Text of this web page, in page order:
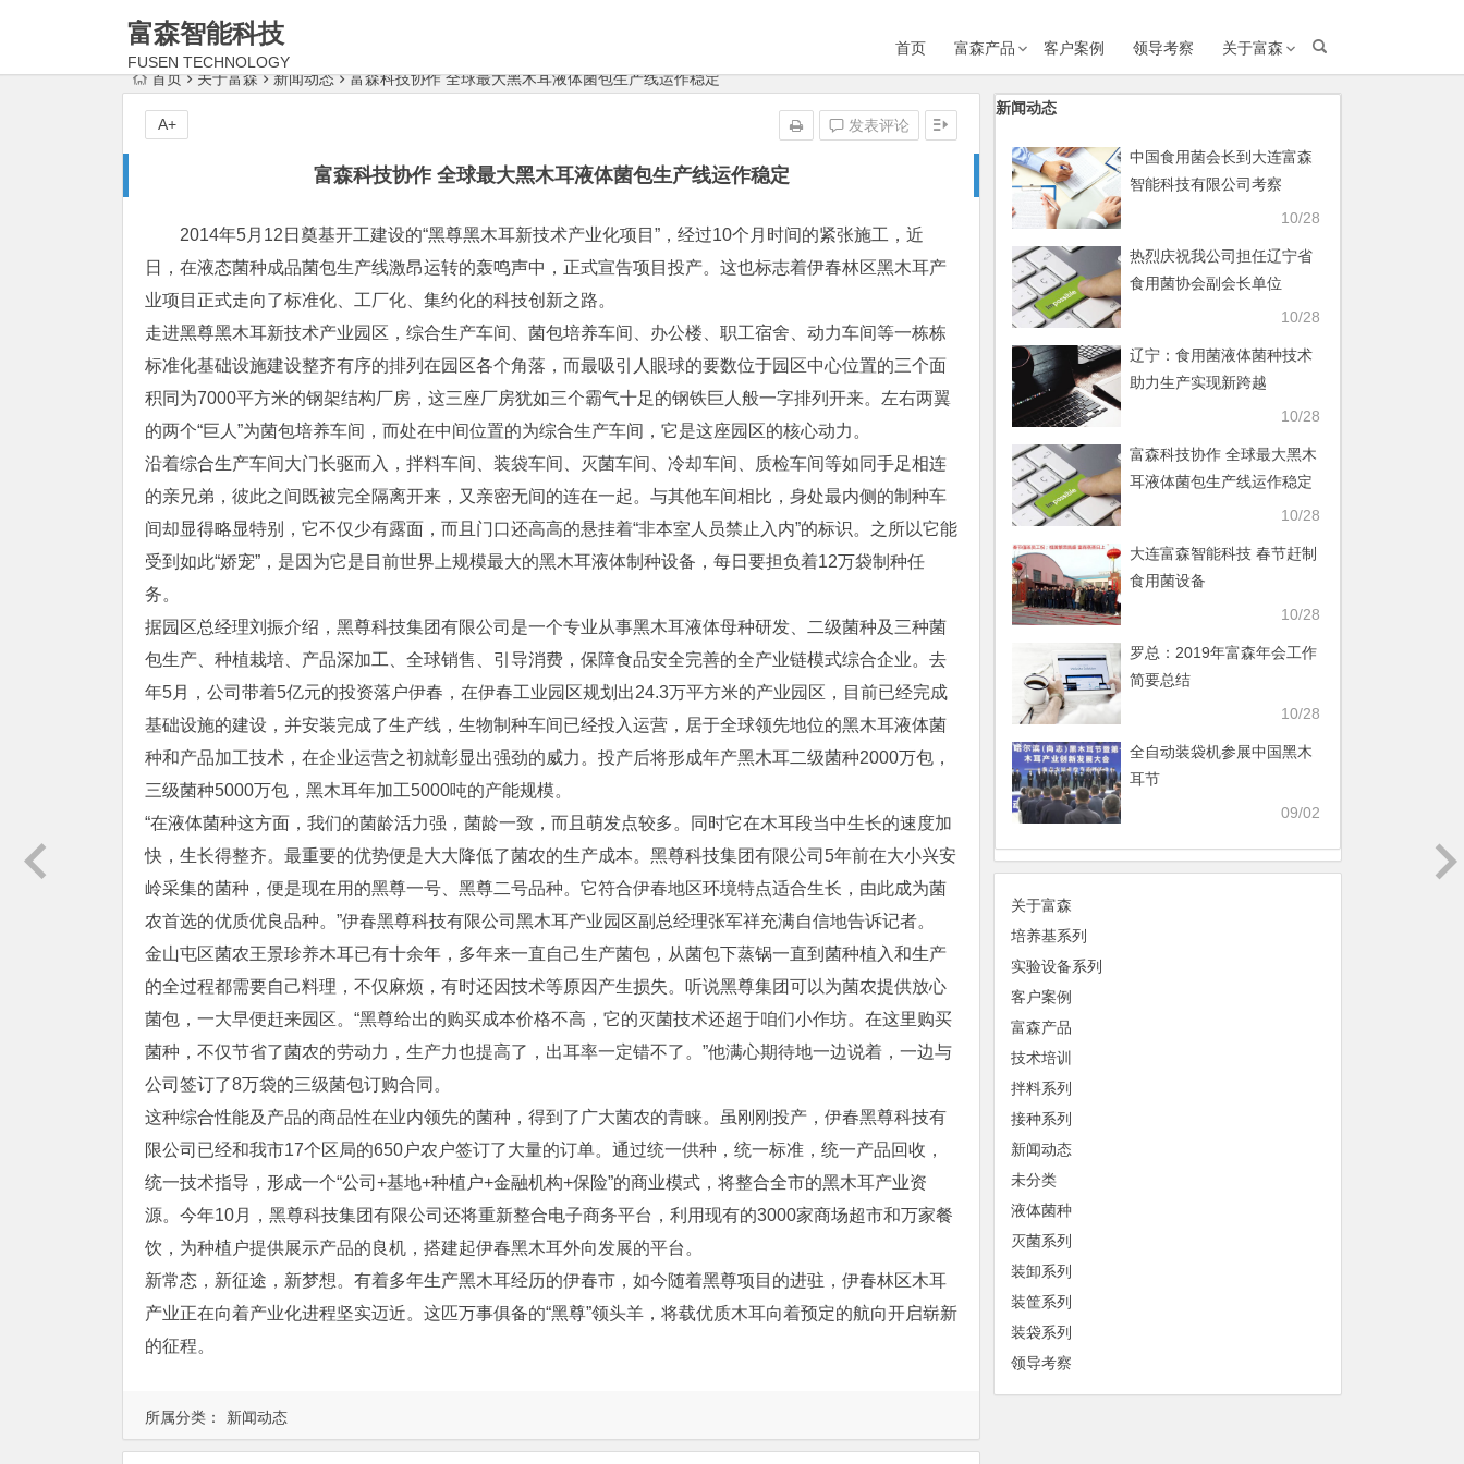
富森智能科技
FUSEN TECHNOLOGY
首页 富森产品 客户案例 领导考察
关于富森
首页
关于富森 新闻动态 富森科技协作 全球最大黑木耳液体菌包生产线运作稳定
富森科技协作 全球最大黑木耳液体菌包生产线运作稳定
发表评论
A+
所属分类： 新闻动态
2014年5月12日奠基开工建设的“黑尊黑木耳新技术产业化项目”，经过10个月时间的紧张施工，近
日，在液态菌种成品菌包生产线激昂运转的轰鸣声中，正式宣告项目投产。这也标志着伊春林区黑木耳产
业项目正式走向了标准化、工厂化、集约化的科技创新之路。
走进黑尊黑木耳新技术产业园区，综合生产车间、菌包培养车间、办公楼、职工宿舍、动力车间等一栋栋
标准化基础设施建设整齐有序的排列在园区各个角落，而最吸引人眼球的要数位于园区中心位置的三个面
积同为7000平方米的钢架结构厂房，这三座厂房犹如三个霸气十足的钢铁巨人般一字排列开来。左右两翼
的两个“巨人”为菌包培养车间，而处在中间位置的为综合生产车间，它是这座园区的核心动力。
沿着综合生产车间大门长驱而入，拌料车间、装袋车间、灭菌车间、冷却车间、质检车间等如同手足相连
的亲兄弟，彼此之间既被完全隔离开来，又亲密无间的连在一起。与其他车间相比，身处最内侧的制种车
间却显得略显特别，它不仅少有露面，而且门口还高高的悬挂着“非本室人员禁止入内”的标识。之所以它能
受到如此“娇宠”，是因为它是目前世界上规模最大的黑木耳液体制种设备，每日要担负着12万袋制种任
务。
据园区总经理刘振介绍，黑尊科技集团有限公司是一个专业从事黑木耳液体母种研发、二级菌种及三种菌
包生产、种植栽培、产品深加工、全球销售、引导消费，保障食品安全完善的全产业链模式综合企业。去
年5月，公司带着5亿元的投资落户伊春，在伊春工业园区规划出24.3万平方米的产业园区，目前已经完成
基础设施的建设，并安装完成了生产线，生物制种车间已经投入运营，居于全球领先地位的黑木耳液体菌
种和产品加工技术，在企业运营之初就彰显出强劲的威力。投产后将形成年产黑木耳二级菌种2000万包，
三级菌种5000万包，黑木耳年加工5000吨的产能规模。
“在液体菌种这方面，我们的菌龄活力强，菌龄一致，而且萌发点较多。同时它在木耳段当中生长的速度加
快，生长得整齐。最重要的优势便是大大降低了菌农的生产成本。黑尊科技集团有限公司5年前在大小兴安
岭采集的菌种，便是现在用的黑尊一号、黑尊二号品种。它符合伊春地区环境特点适合生长，由此成为菌
农首选的优质优良品种。”伊春黑尊科技有限公司黑木耳产业园区副总经理张军祥充满自信地告诉记者。
金山屯区菌农王景珍养木耳已有十余年，多年来一直自己生产菌包，从菌包下蒸锅一直到菌种植入和生产
的全过程都需要自己料理，不仅麻烦，有时还因技术等原因产生损失。听说黑尊集团可以为菌农提供放心
菌包，一大早便赶来园区。“黑尊给出的购买成本价格不高，它的灭菌技术还超于咱们小作坊。在这里购买
菌种，不仅节省了菌农的劳动力，生产力也提高了，出耳率一定错不了。”他满心期待地一边说着，一边与
公司签订了8万袋的三级菌包订购合同。
这种综合性能及产品的商品性在业内领先的菌种，得到了广大菌农的青睐。虽刚刚投产，伊春黑尊科技有
限公司已经和我市17个区局的650户农户签订了大量的订单。通过统一供种，统一标准，统一产品回收，
统一技术指导，形成一个“公司+基地+种植户+金融机构+保险”的商业模式，将整合全市的黑木耳产业资
源。今年10月，黑尊科技集团有限公司还将重新整合电子商务平台，利用现有的3000家商场超市和万家餐
饮，为种植户提供展示产品的良机，搭建起伊春黑木耳外向发展的平台。
新常态，新征途，新梦想。有着多年生产黑木耳经历的伊春市，如今随着黑尊项目的进驻，伊春林区木耳
产业正在向着产业化进程坚实迈近。这匹万事俱备的“黑尊”领头羊，将载优质木耳向着预定的航向开启崭新
的征程。
新闻动态
中国食用菌会长到大连富森
智能科技有限公司考察
10/28
热烈庆祝我公司担任辽宁省
食用菌协会副会长单位
10/28
辽宁：食用菌液体菌种技术
助力生产实现新跨越
10/28
富森科技协作 全球最大黑木
耳液体菌包生产线运作稳定
10/28
大连富森智能科技 春节赶制
食用菌设备
10/28
罗总：2019年富森年会工作
简要总结
10/28
全自动装袋机参展中国黑木
耳节
09/02
关于富森
培养基系列
实验设备系列
客户案例
富森产品
技术培训
拌料系列
接种系列
新闻动态
未分类
液体菌种
灭菌系列
装卸系列
装筐系列
装袋系列
领导考察